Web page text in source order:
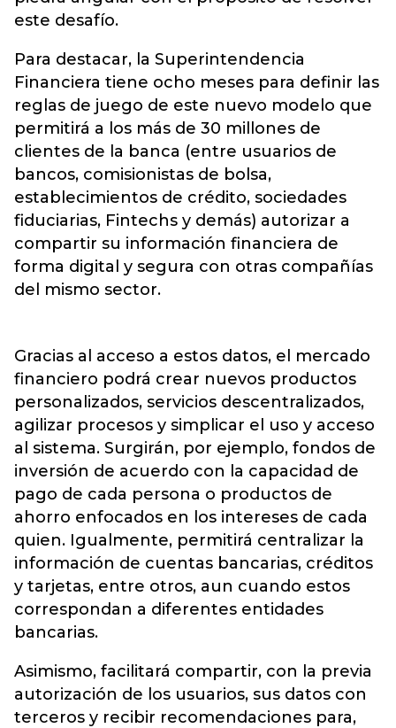
este desafío.
Para destacar, la Superintendencia
Financiera tiene ocho meses para definir las
reglas de juego de este nuevo modelo que
permitirá a los más de 30 millones de
clientes de la banca (entre usuarios de
bancos, comisionistas de bolsa,
establecimientos de crédito, sociedades
fiduciarias, Fintechs y demás) autorizar a
compartir su información financiera de
forma digital y segura con otras compañías
del mismo sector.
Gracias al acceso a estos datos, el mercado
financiero podrá crear nuevos productos
personalizados, servicios descentralizados,
agilizar procesos y simplicar el uso y acceso
al sistema. Surgirán, por ejemplo, fondos de
inversión de acuerdo con la capacidad de
pago de cada persona o productos de
ahorro enfocados en los intereses de cada
quien. Igualmente, permitirá centralizar la
información de cuentas bancarias, créditos
y tarjetas, entre otros, aun cuando estos
correspondan a diferentes entidades
bancarias.
Asimismo, facilitará compartir, con la previa
autorización de los usuarios, sus datos con
terceros y recibir recomendaciones para,